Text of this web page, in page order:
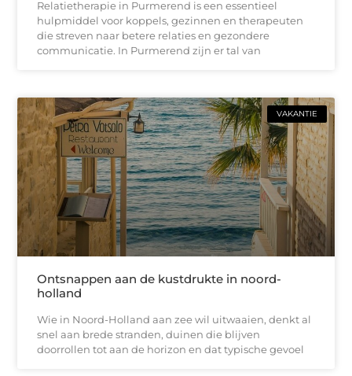
Relatietherapie in Purmerend is een essentieel
hulpmiddel voor koppels, gezinnen en therapeuten
die streven naar betere relaties en gezondere
communicatie. In Purmerend zijn er tal van
VAKANTIE
Ontsnappen aan de kustdrukte in noord-
holland
Wie in Noord-Holland aan zee wil uitwaaien, denkt al
snel aan brede stranden, duinen die blijven
doorrollen tot aan de horizon en dat typische gevoel